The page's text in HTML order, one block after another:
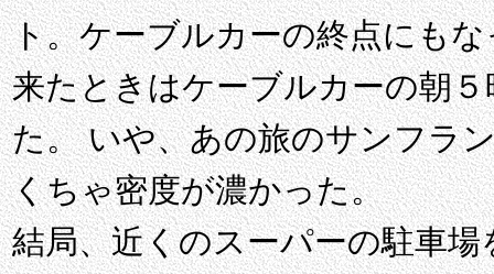
ト。ケーブルカーの終点にも
来たときはケーブルカーの朝
た。 いや、あの旅のサンフラ
くちゃ密度が濃かった。
結局、近くのスーパーの駐車